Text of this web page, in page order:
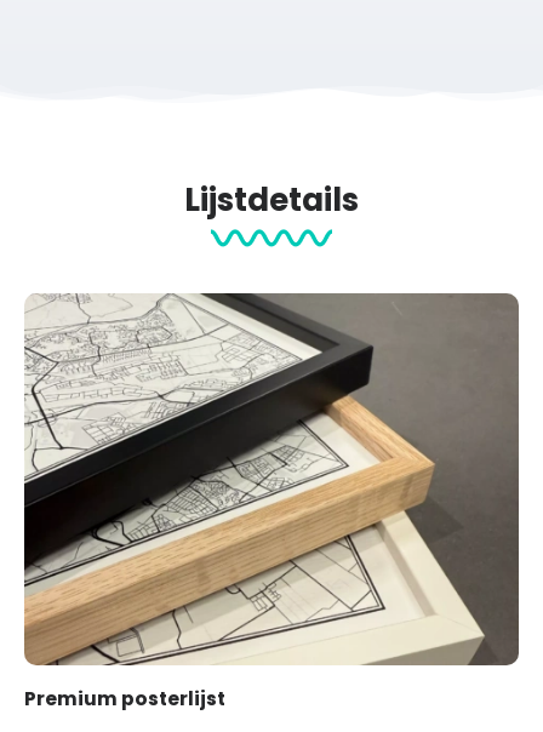
Lijstdetails
Premium posterlijst